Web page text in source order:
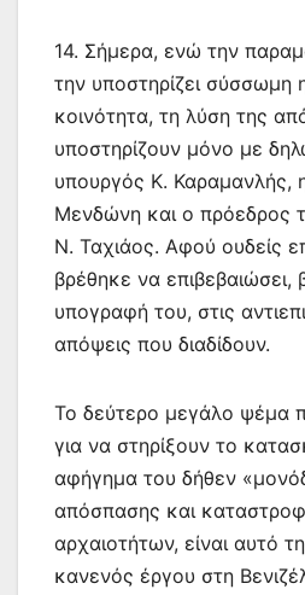
14. Σήμερα, ενώ την
την υποστηρίζει σύσσωμη
κοινότητα, τη λύση της
υποστηρίζουν μόνο με
υπουργός Κ. Καραμανλής,
Μενδώνη και ο πρόεδρος
Ν. Ταχιάος. Αφού ουδείς
βρέθηκε να επιβεβαιώσει,
υπογραφή του, στις
απόψεις που διαδίδουν.
Το δεύτερο μεγάλο ψέμα
για να στηρίξουν το
αφήγημα του δήθεν
απόσπασης και
αρχαιοτήτων, είναι αυτό
κανενός έργου στη